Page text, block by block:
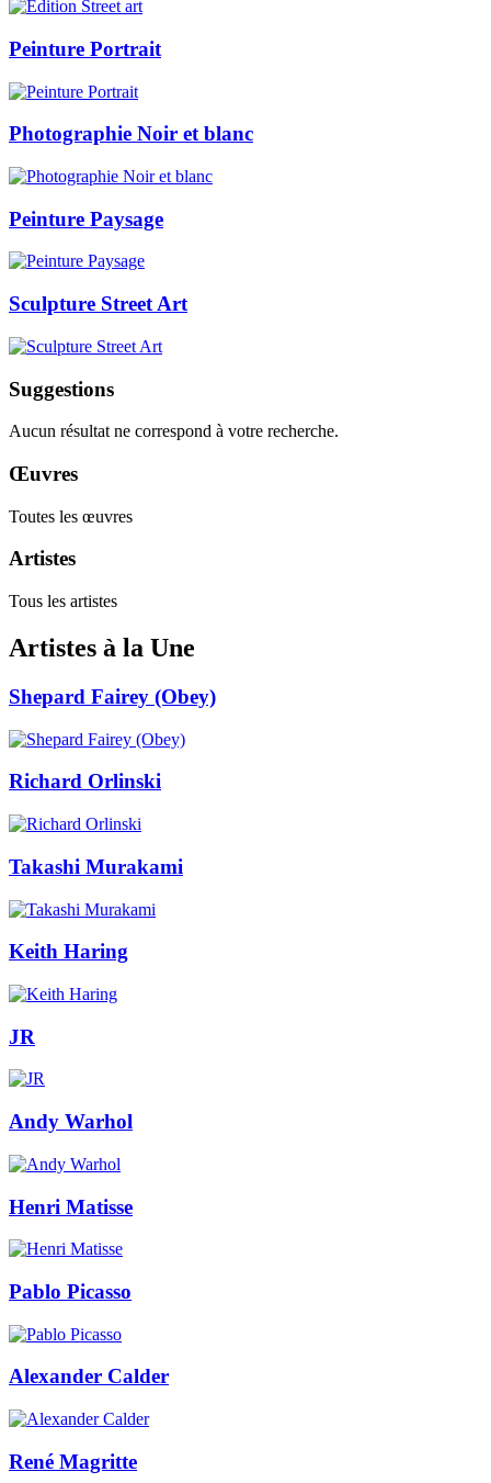
Peinture Portrait
Photographie Noir et blanc
Peinture Paysage
Sculpture Street Art
Suggestions
Aucun résultat ne correspond à votre recherche.
Œuvres
Toutes les œuvres
Artistes
Tous les artistes
Artistes à la Une
Shepard Fairey (Obey)
Richard Orlinski
Takashi Murakami
Keith Haring
JR
Andy Warhol
Henri Matisse
Pablo Picasso
Alexander Calder
René Magritte